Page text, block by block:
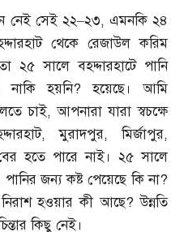
নেই সেই ২২–২৩, এমনকি ২৪
থেকে রেজাউল করিম
২৫ সালে বহদ্দারহাটে পানি
নাকি হয়নি?হয়েছে। আমি
চাই,আপনারা যারা স্বচক্ষে
,মুরাদপুর,মির্জাপুর,
হতে পারে নাই। ২৫ সালে
পানির জন্য কষ্ট পেয়েছে কি না?
হওয়ার কী আছে?উন্নতি
কিছু নেই।